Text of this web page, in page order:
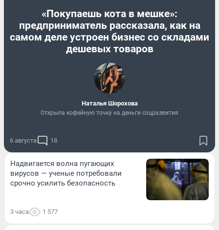
«Покупаешь кота в мешке»:
предприниматель рассказала, как на
самом деле устроен бизнес со складами
дешевых товаров
Наталья Шорохова
Открыла кофейную точку на деньги соцразвития
6 августа 18
Надвигается волна пугающих
вирусов — ученые потребовали
срочно усилить безопасность
3 часа 1 577